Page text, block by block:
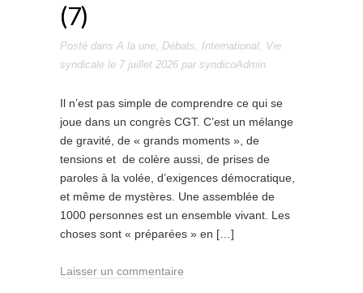
(7)
Posté dans A la une, Débats, International, Vie
syndicale le 7 juillet 2026 par syndicoAdmin.
Il n’est pas simple de comprendre ce qui se
joue dans un congrès CGT. C’est un mélange
de gravité, de « grands moments », de
tensions et de colère aussi, de prises de
paroles à la volée, d’exigences démocratique,
et même de mystères. Une assemblée de
1000 personnes est un ensemble vivant. Les
choses sont « préparées » en […]
Laisser un commentaire